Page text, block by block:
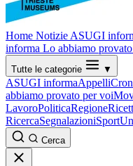
Home Notizie ASUGI
informa Lo abbiamo
Tutte le categorie ▼
ASUGI informaAppelli
abbiamo provato per voi
LavoroPoliticaRegione
RicercaSegnalazioniSport
Cerca